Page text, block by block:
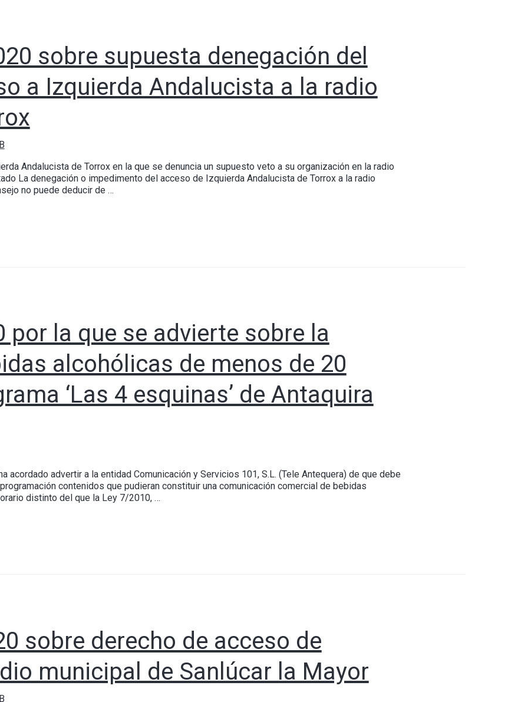
sobre supuesta denegación del
a Izquierda Andalucista a la radio
Andalucista de Torrox en la que se denuncia un supuesto veto a su organización en la radio
La denegación o impedimento del acceso de Izquierda Andalucista de Torrox a la radio
no puede deducir de …
por la que se advierte sobre la
alcohólicas de menos de 20
‘Las 4 esquinas’ de Antaquira
acordado advertir a la entidad Comunicación y Servicios 101, S.L. (Tele Antequera) de que debe
contenidos que pudieran constituir una comunicación comercial de bebidas
distinto del que la Ley 7/2010, …
sobre derecho de acceso de
municipal de Sanlúcar la Mayor